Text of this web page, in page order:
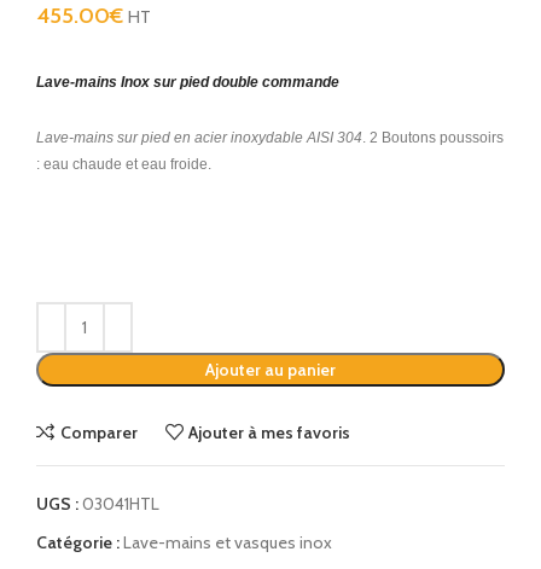
455.00€ HT
Lave-mains Inox sur pied double commande
Lave-mains sur pied en acier inoxydable AISI 304. 2 Boutons poussoirs
: eau chaude et eau froide.
Ajouter au panier
Comparer Ajouter à mes favoris
UGS :03041HTL
Catégorie :Lave-mains et vasques inox